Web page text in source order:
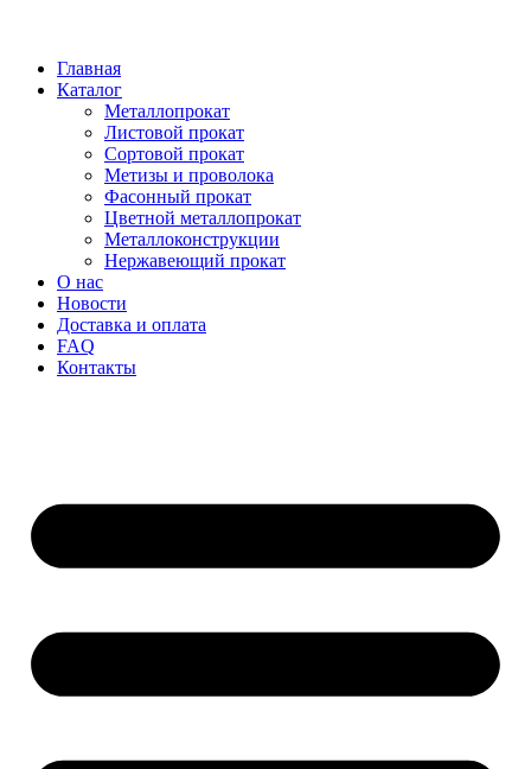
Главная
Каталог
Металлопрокат
Листовой прокат
Сортовой прокат
Метизы и проволока
Фасонный прокат
Цветной металлопрокат
Металлоконструкции
Нержавеющий прокат
О нас
Новости
Доставка и оплата
FAQ
Контакты